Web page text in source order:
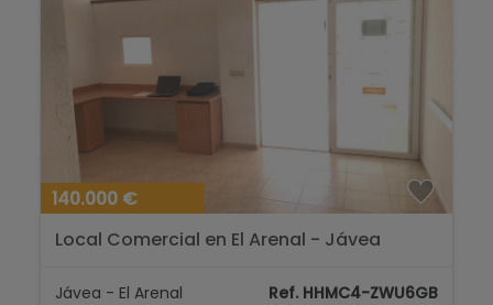
140.000 €
Local Comercial en El Arenal - Jávea
Jávea - El Arenal Ref. HHMC4-ZWU6GB